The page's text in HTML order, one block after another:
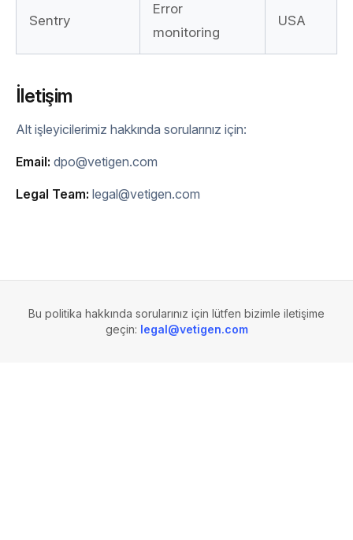
Sentry
Error
monitoring
USA
İletişim
Alt işleyicilerimiz hakkında sorularınız için:
Email: dpo@vetigen.com
Legal Team: legal@vetigen.com
Bu politika hakkında sorularınız için lütfen bizimle iletişime
geçin: legal@vetigen.com